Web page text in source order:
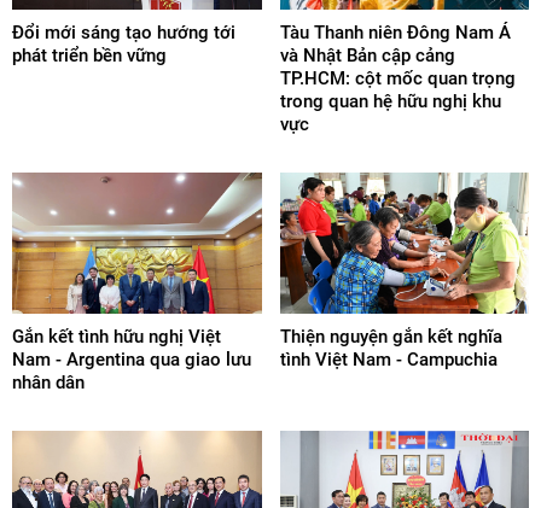
Đổi mới sáng tạo hướng tới
phát triển bền vững
Tàu Thanh niên Đông Nam Á
và Nhật Bản cập cảng
TP.HCM: cột mốc quan trọng
trong quan hệ hữu nghị khu
vực
Gắn kết tình hữu nghị Việt
Nam - Argentina qua giao lưu
nhân dân
Thiện nguyện gắn kết nghĩa
tình Việt Nam - Campuchia